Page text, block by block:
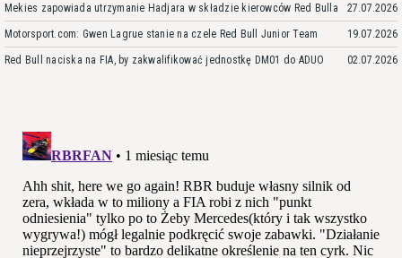
Mekies zapowiada utrzymanie Hadjara w składzie kierowców Red Bulla 27.07.2026
Motorsport.com: Gwen Lagrue stanie na czele Red Bull Junior Team 19.07.2026
Red Bull naciska na FIA, by zakwalifikować jednostkę DM01 do ADUO 02.07.2026